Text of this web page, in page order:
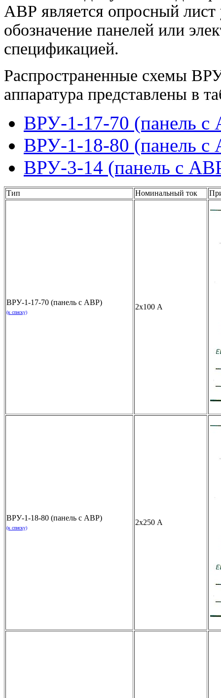
АВР является опросный
обозначение панелей или
спецификацией.
Распространенные схемы
аппаратура представлены в
ВРУ-1-17-70 (панель с
ВРУ-1-18-80 (панель с
ВРУ-3-14 (панель с
Тип Номинальный ток
ВРУ-1-17-70 (панель с АВР)
(к списку)
2х100 А
ВРУ-1-18-80 (панель с АВР)
(к списку)
2х250 А